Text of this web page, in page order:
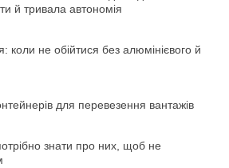
й тривала автономія
коли не обійтися без алюмінієвого й
для перевезення вантажів
знати про них, щоб не